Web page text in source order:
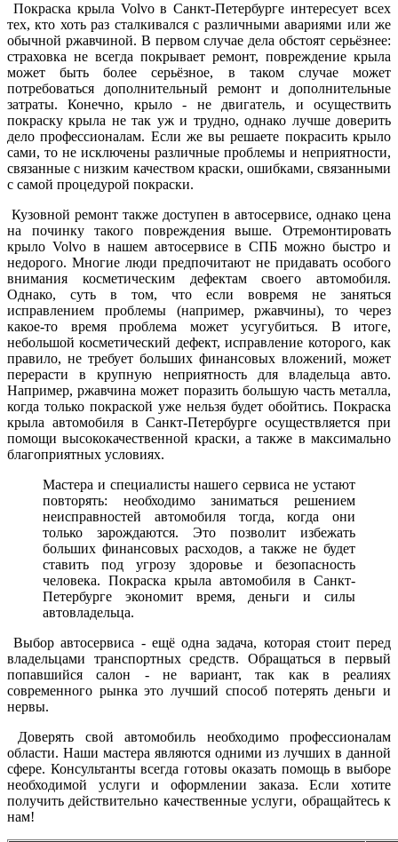
Покраска крыла Volvo в Санкт-Петербурге интересует всех
тех, кто хоть раз сталкивался с различными авариями или же
обычной ржавчиной. В первом случае дела обстоят серьёзнее:
страховка не всегда покрывает ремонт, повреждение крыла
может быть более серьёзное, в таком случае может
потребоваться дополнительный ремонт и дополнительные
затраты. Конечно, крыло - не двигатель, и осуществить
покраску крыла не так уж и трудно, однако лучше доверить
дело профессионалам. Если же вы решаете покрасить крыло
сами, то не исключены различные проблемы и неприятности,
связанные с низким качеством краски, ошибками, связанными
с самой процедурой покраски.
Кузовной ремонт также доступен в автосервисе, однако цена
на починку такого повреждения выше. Отремонтировать
крыло Volvo в нашем автосервисе в СПБ можно быстро и
недорого. Многие люди предпочитают не придавать особого
внимания косметическим дефектам своего автомобиля.
Однако, суть в том, что если вовремя не заняться
исправлением проблемы (например, ржавчины), то через
какое-то время проблема может усугубиться. В итоге,
небольшой косметический дефект, исправление которого, как
правило, не требует больших финансовых вложений, может
перерасти в крупную неприятность для владельца авто.
Например, ржавчина может поразить большую часть металла,
когда только покраской уже нельзя будет обойтись. Покраска
крыла автомобиля в Санкт-Петербурге осуществляется при
помощи высококачественной краски, а также в максимально
благоприятных условиях.
Мастера и специалисты нашего сервиса не устают
повторять: необходимо заниматься решением
неисправностей автомобиля тогда, когда они
только зарождаются. Это позволит избежать
больших финансовых расходов, а также не будет
ставить под угрозу здоровье и безопасность
человека. Покраска крыла автомобиля в Санкт-
Петербурге экономит время, деньги и силы
автовладельца.
Выбор автосервиса - ещё одна задача, которая стоит перед
владельцами транспортных средств. Обращаться в первый
попавшийся салон - не вариант, так как в реалиях
современного рынка это лучший способ потерять деньги и
нервы.
Доверять свой автомобиль необходимо профессионалам
области. Наши мастера являются одними из лучших в данной
сфере. Консультанты всегда готовы оказать помощь в выборе
необходимой услуги и оформлении заказа. Если хотите
получить действительно качественные услуги, обращайтесь к
нам!